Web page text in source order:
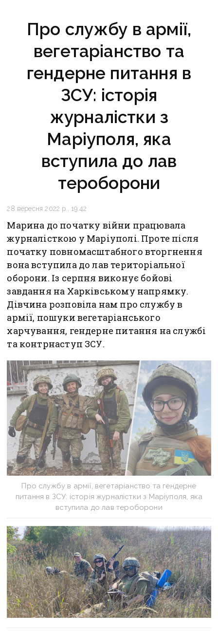
Про службу в армії,
вегетаріанство та
гендерне питання в
ЗСУ: історія
журналістки з
Маріуполя, яка
вступила до лав
тероборони
28 вересня 2022 р., 19:42
Марина до початку війни працювала
журналісткою у Маріуполі. Проте після
початку повномасштабного вторгнення
вона вступила до лав територіальної
оборони. Із серпня виконує бойові
завдання на Харківському напрямку.
Дівчина розповіла нам про службу в
армії, пошуки вегетаріанського
харчування, гендерне питання на службі
та контрнаступ ЗСУ.
Про службу в армії, вегетаріанство та гендерне
питання в ЗСУ: історія журналістки з Маріуполя, яка
вступила до лав тероборони